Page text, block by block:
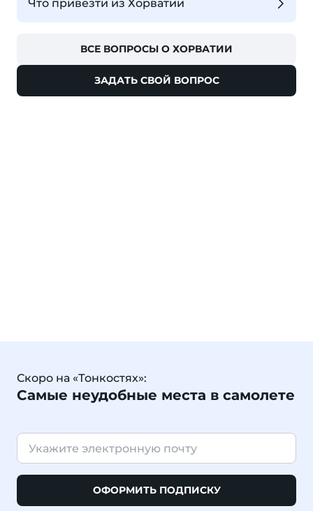
Что привезти из Хорватии
ВСЕ ВОПРОСЫ О ХОРВАТИИ
ЗАДАТЬ СВОЙ ВОПРОС
Скоро на «Тонкостях»:
Самые неудобные места в самолете
ОФОРМИТЬ ПОДПИСКУ